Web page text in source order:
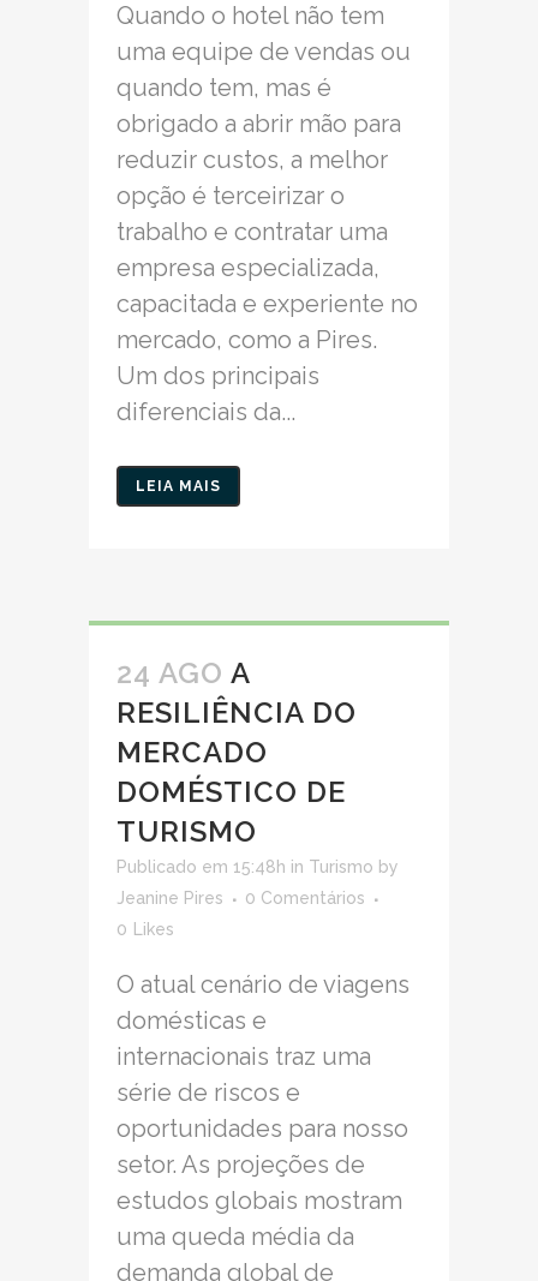
Quando o hotel não tem
uma equipe de vendas ou
quando tem, mas é
obrigado a abrir mão para
reduzir custos, a melhor
opção é terceirizar o
trabalho e contratar uma
empresa especializada,
capacitada e experiente no
mercado, como a Pires.
Um dos principais
diferenciais da...
LEIA MAIS
24 AGO A
RESILIÊNCIA DO
MERCADO
DOMÉSTICO DE
TURISMO
Publicado em 15:48h in Turismo by
Jeanine Pires
0 Comentários
0
Likes
O atual cenário de viagens
domésticas e
internacionais traz uma
série de riscos e
oportunidades para nosso
setor. As projeções de
estudos globais mostram
uma queda média da
demanda global de